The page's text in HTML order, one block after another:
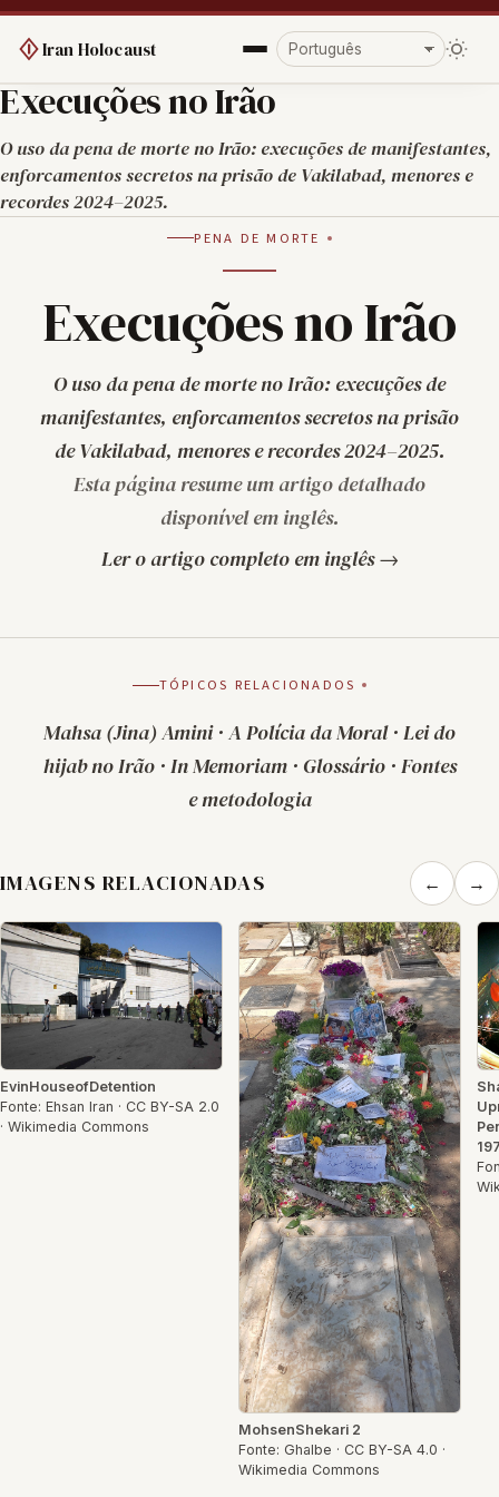
Iran Holocaust
Execuções no Irão
O uso da pena de morte no Irão: execuções de manifestantes,
enforcamentos secretos na prisão de Vakilabad, menores e
recordes 2024–2025.
PENA DE MORTE
Execuções no Irão
O uso da pena de morte no Irão: execuções de
manifestantes, enforcamentos secretos na prisão
de Vakilabad, menores e recordes 2024–2025.
Esta página resume um artigo detalhado
disponível em inglês.
Ler o artigo completo em inglês →
TÓPICOS RELACIONADOS
Mahsa (Jina) Amini· A Polícia da Moral· Lei do
hijab no Irão· In Memoriam· Glossário· Fontes
e metodologia
IMAGENS RELACIONADAS ← →
EvinHouseofDetention
Fonte: Ehsan Iran · CC BY-SA 2.0
· Wikimedia Commons
MohsenShekari 2
Fonte: Ghalbe · CC BY-SA 4.0 ·
Wikimedia Commons